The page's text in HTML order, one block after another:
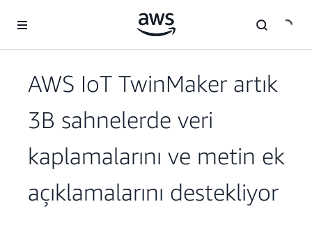
AWS IoT TwinMaker artık
3B sahnelerde veri
kaplamalarını ve metin ek
açıklamalarını destekliyor